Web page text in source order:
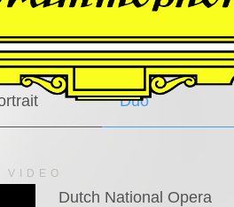
Duo
VIDEO
Dutch National Opera